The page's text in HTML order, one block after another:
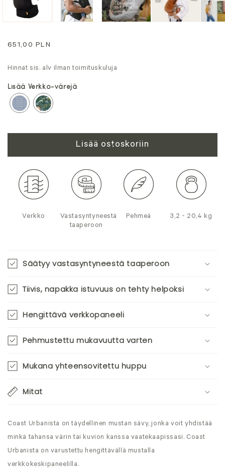
Normaali
651,00 PLN
Hinnat sis. alv ilman toimituskuluja
Lisää Verkko-värejä
Lisää ostoskoriin
Verkko
Vastasyntyneestä
taaperoon
Pehmeä 3,2 - 20,4 kg
Säätyy vastasyntyneestä taaperoon
Tiivis, napakka istuvuus on tehty helpoksi
Hengittävä verkkopaneeli
Pehmustettu mukavuutta varten
Mukana yhteensovitettu huppu
Mitat
Coast Urbanista on täydellinen mustan sävy, jonka voit yhdistää
minkä tahansa värin tai kuvion kanssa vaatekaapissasi. Coast
Urbanista on varustettu hengittävällä mustalla
verkkokeskipaneelilla.